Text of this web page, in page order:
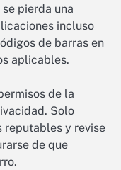
pierda una
incluso
de barras en
aplicables.
de la
Solo
reputables y revise
de que